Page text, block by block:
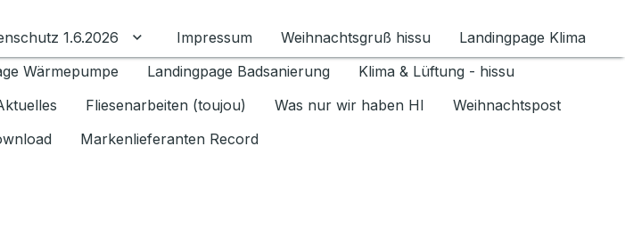
für Ratgeber umschalten
1.6.2026 Untermenü für Datenschutz 1.6.2026 umschalten
Impressum Weihnachtsgruß hissu
Landingpage Klima
Wärmepumpe Landingpage Badsanierung
Klima & Lüftung - hissu
Fliesenarbeiten (toujou) Was nur wir haben HI
Weihnachtspost
Markenlieferanten Record